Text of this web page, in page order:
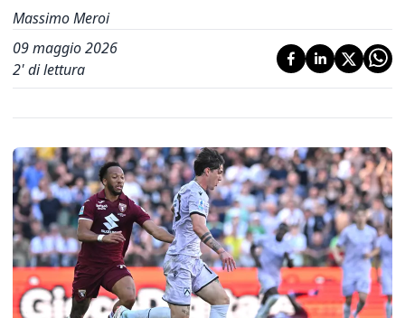
Massimo Meroi
09 maggio 2026
2' di lettura